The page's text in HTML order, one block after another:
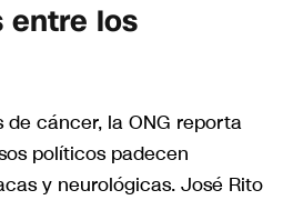
entre los
de cáncer, la ONG reporta
políticos padecen
y neurológicas. José Rito